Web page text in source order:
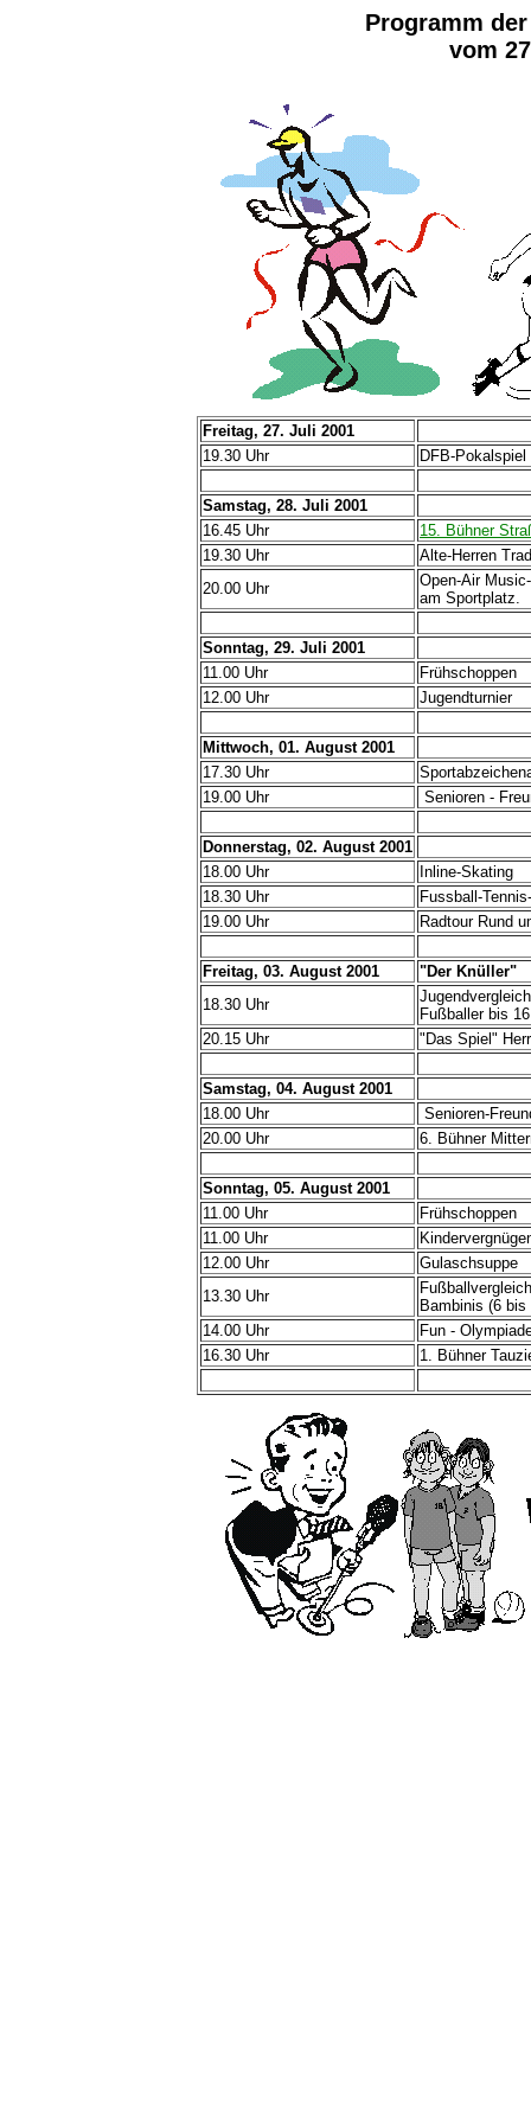
Programm
vom
Freitag, 27. Juli 2001
19.30 Uhr
DFB-Pokalspiel
Samstag, 28. Juli 2001
16.45 Uhr
15. Bühner
19.30 Uhr
Alte-Herren
20.00 Uhr
Open-Air
am Sportplatz.
Sonntag, 29. Juli 2001
11.00 Uhr
Frühschoppen
12.00 Uhr
Jugendturnier
Mittwoch, 01. August 2001
17.30 Uhr
19.00 Uhr
Senioren -
Donnerstag, 02. August 2001
18.00 Uhr
Inline-Skating
18.30 Uhr
Fussball-
19.00 Uhr
Radtour Rund
Freitag, 03. August 2001
"Der Knüller"
18.30 Uhr
Fußballer bis
20.15 Uhr
"Das Spiel"
Samstag, 04. August 2001
18.00 Uhr
Senioren-
20.00 Uhr
6. Bühner
Sonntag, 05. August 2001
11.00 Uhr
Frühschoppen
11.00 Uhr
12.00 Uhr
Gulaschsuppe
13.30 Uhr
Bambinis (6
14.00 Uhr
Fun -
16.30 Uhr
1. Bühner